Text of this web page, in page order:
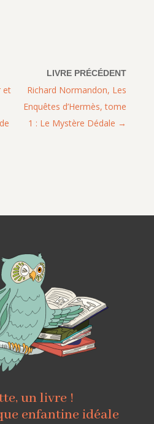
Richard Normandon, Les
Enquêtes d’Hermès, tome
1 : Le Mystère Dédale
et
un livre !
enfantine idéale